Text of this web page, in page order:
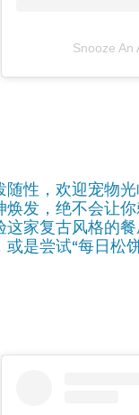
Snooze An
随性，欢迎宠物
焕发，绝不会让
这家复古风格的
是尝试“每日松